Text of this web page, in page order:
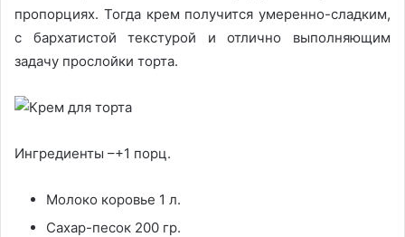
пропорциях. Тогда крем получится умеренно-сладким,
с бархатистой текстурой и отлично выполняющим
задачу прослойки торта.
Ингредиенты –+1 порц.
Молоко коровье 1 л.
Сахар-песок 200 гр.